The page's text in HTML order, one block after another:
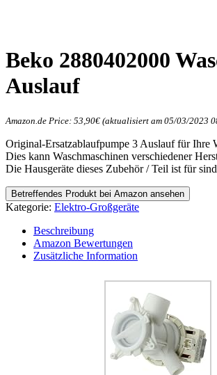
Beko 2880402000
Auslauf
Amazon.de Price: 53,90€ (aktualisiert am 05/03/2023
Original-Ersatzablaufpumpe 3 Auslauf für Ihre
Dies kann Waschmaschinen verschiedener
Die Hausgeräte dieses Zubehör / Teil ist für
Betreffendes Produkt bei Amazon ansehen
Kategorie: Elektro-Großgeräte
Beschreibung
Amazon Bewertungen
Zusätzliche Information